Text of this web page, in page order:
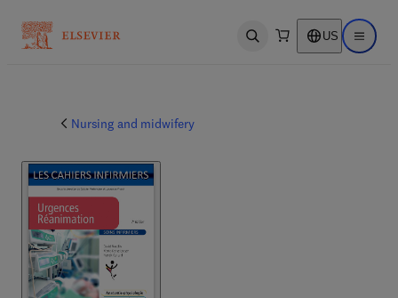
Open search US Open
Nursing and midwifery